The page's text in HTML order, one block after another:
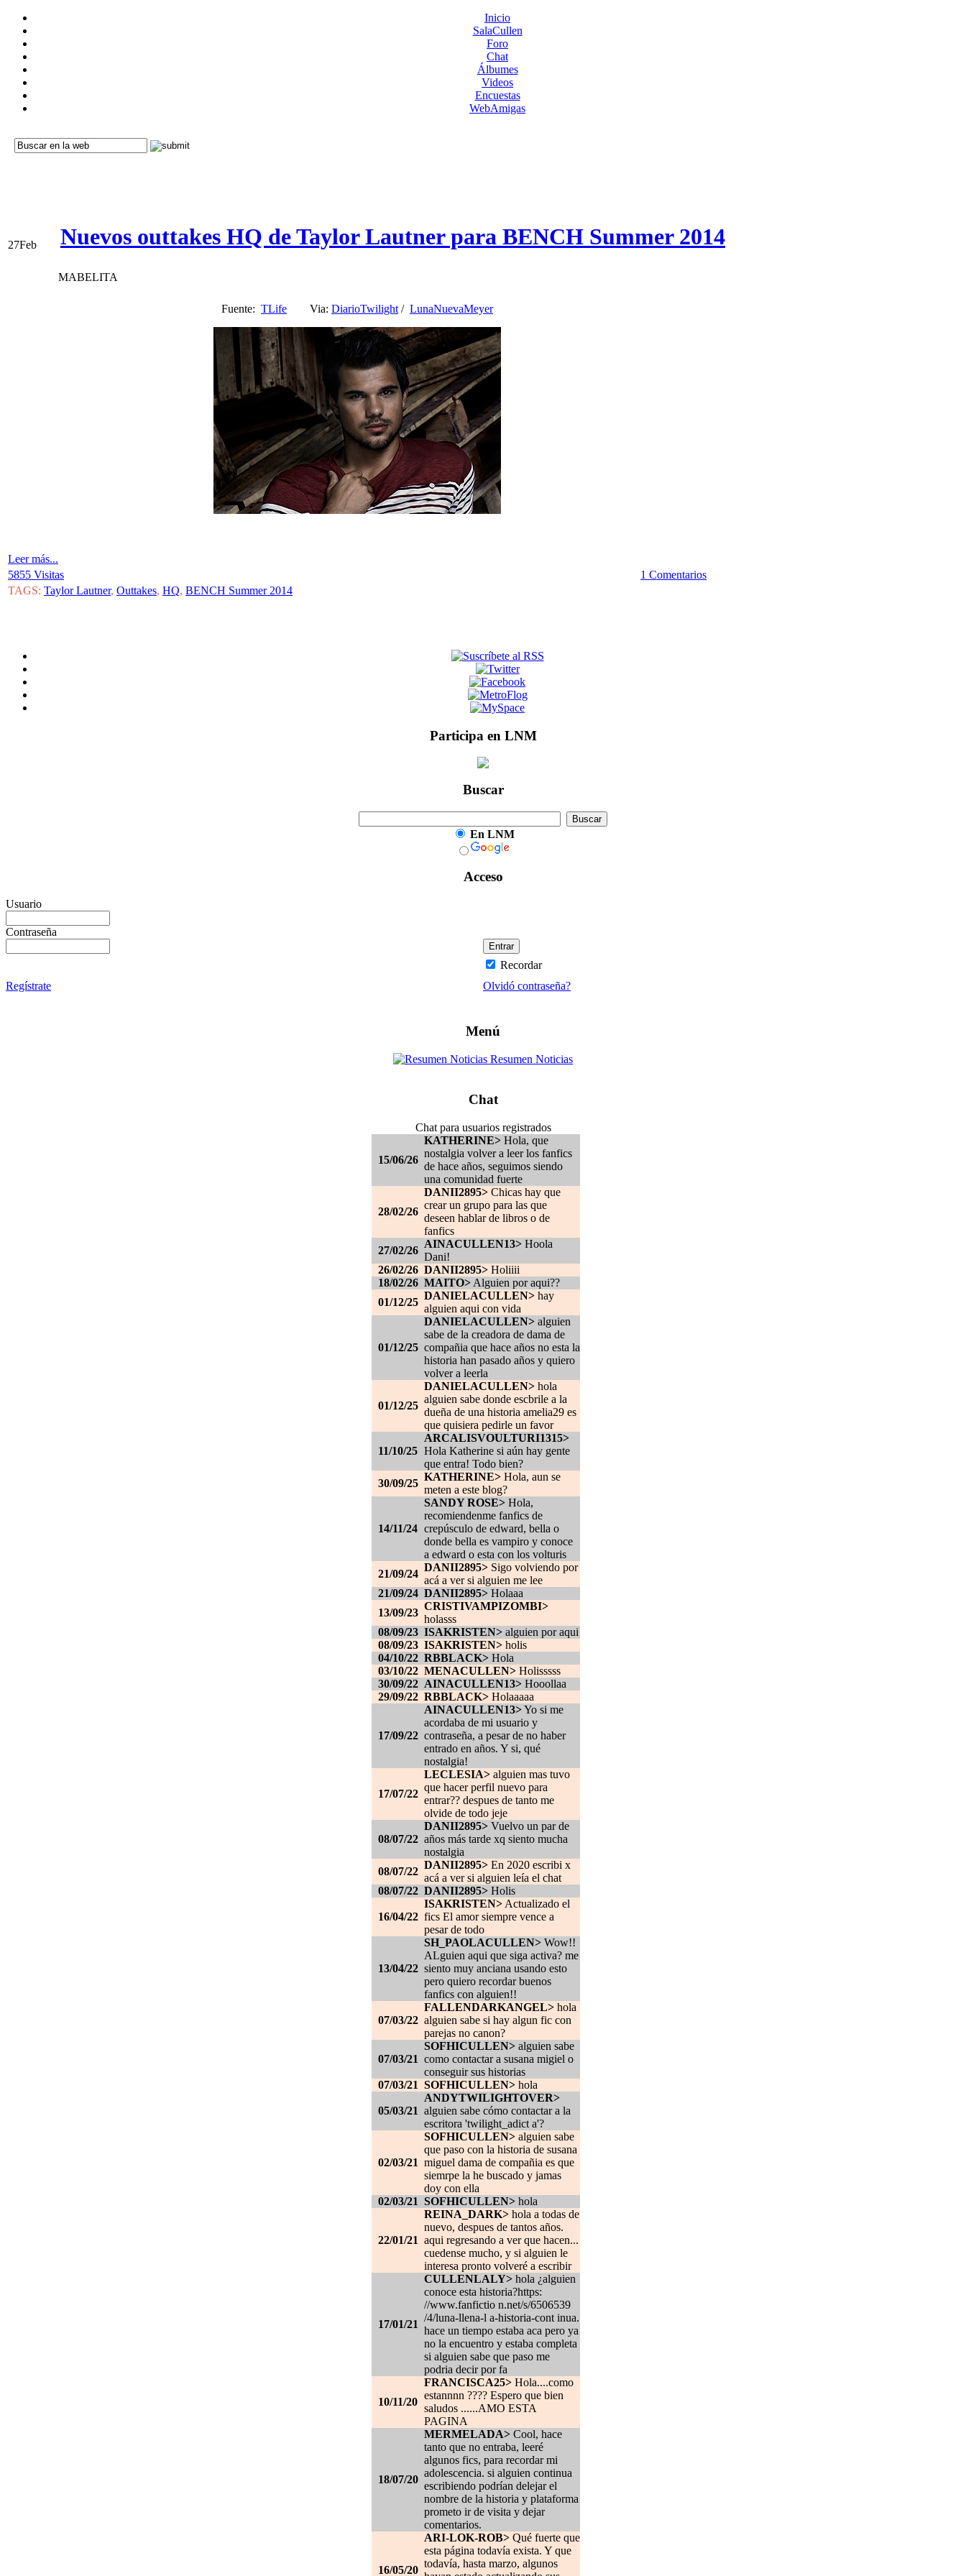
Inicio
SalaCullen
Foro
Chat
Álbumes
Videos
Encuestas
WebAmigas
27Feb Nuevos outtakes HQ de Taylor Lautner para BENCH Summer 2014
MABELITA
Fuente: TLife Via: DiarioTwilight / LunaNuevaMeyer
Leer más...
5855 Visitas
1 Comentarios
TAGS: Taylor Lautner, Outtakes, HQ, BENCH Summer 2014
Participa en LNM
Buscar
En LNM
Acceso
Usuario
Contraseña
Recordar
Regístrate
Olvidó contraseña?
Menú
Resumen Noticias
Chat
Chat para usuarios registrados
15/06/26
KATHERINE> Hola, que
nostalgia volver a leer los fanfics
de hace años, seguimos siendo
una comunidad fuerte
28/02/26
DANII2895> Chicas hay que
crear un grupo para las que
deseen hablar de libros o de
fanfics
27/02/26
AINACULLEN13> Hoola
Dani!
26/02/26 DANII2895> Holiiii
18/02/26 MAITO> Alguien por aqui??
01/12/25
DANIELACULLEN> hay
alguien aqui con vida
01/12/25
DANIELACULLEN> alguien
sabe de la creadora de dama de
compañia que hace años no esta la
historia han pasado años y quiero
volver a leerla
01/12/25
DANIELACULLEN> hola
alguien sabe donde escbrile a la
dueña de una historia amelia29 es
que quisiera pedirle un favor
11/10/25
ARCALISVOULTURI1315>
Hola Katherine si aún hay gente
que entra! Todo bien?
30/09/25
KATHERINE> Hola, aun se
meten a este blog?
14/11/24
SANDY ROSE> Hola,
recomiendenme fanfics de
crepúsculo de edward, bella o
donde bella es vampiro y conoce
a edward o esta con los volturis
21/09/24
DANII2895> Sigo volviendo por
acá a ver si alguien me lee
21/09/24 DANII2895> Holaaa
13/09/23
CRISTIVAMPIZOMBI>
holasss
08/09/23 ISAKRISTEN> alguien por aqui
08/09/23 ISAKRISTEN> holis
04/10/22 RBBLACK> Hola
03/10/22 MENACULLEN> Holisssss
30/09/22 AINACULLEN13> Hooollaa
29/09/22 RBBLACK> Holaaaaa
17/09/22
AINACULLEN13>Yo si me
acordaba de mi usuario y
contraseña, a pesar de no haber
entrado en años. Y si, qué
nostalgia!
17/07/22
LECLESIA> alguien mas tuvo
que hacer perfil nuevo para
entrar?? despues de tanto me
olvide de todo jeje
08/07/22
DANII2895> Vuelvo un par de
años más tarde xq siento mucha
nostalgia
08/07/22
DANII2895> En 2020 escribi x
acá a ver si alguien leía el chat
08/07/22 DANII2895> Holis
16/04/22
ISAKRISTEN> Actualizado el
fics El amor siempre vence a
pesar de todo
13/04/22
SH_PAOLACULLEN> Wow!!
ALguien aqui que siga activa? me
siento muy anciana usando esto
pero quiero recordar buenos
fanfics con alguien!!
07/03/22
FALLENDARKANGEL> hola
alguien sabe si hay algun fic con
parejas no canon?
07/03/21
SOFHICULLEN> alguien sabe
como contactar a susana migiel o
conseguir sus historias
07/03/21 SOFHICULLEN> hola
05/03/21
ANDYTWILIGHTOVER>
alguien sabe cómo contactar a la
escritora 'twilight_adict a'?
02/03/21
SOFHICULLEN> alguien sabe
que paso con la historia de susana
miguel dama de compañia es que
siemrpe la he buscado y jamas
doy con ella
02/03/21 SOFHICULLEN> hola
22/01/21
REINA_DARK> hola a todas de
nuevo, despues de tantos años.
aqui regresando a ver que hacen...
cuedense mucho, y si alguien le
interesa pronto volveré a escribir
17/01/21
CULLENLALY> hola ¿alguien
conoce esta historia?https:
//www.fanfictio n.net/s/6506539
/4/luna-llena-l a-historia-cont inua.
hace un tiempo estaba aca pero ya
no la encuentro y estaba completa
si alguien sabe que paso me
podria decir por fa
10/11/20
FRANCISCA25> Hola....como
estannnn ???? Espero que bien
saludos ......AMO ESTA
PAGINA
18/07/20
MERMELADA> Cool, hace
tanto que no entraba, leeré
algunos fics, para recordar mi
adolescencia. si alguien continua
escribiendo podrían delejar el
nombre de la historia y plataforma
prometo ir de visita y dejar
comentarios.
16/05/20
ARI-LOK-ROB> Qué fuerte que
esta página todavía exista. Y que
todavía, hasta marzo, algunos